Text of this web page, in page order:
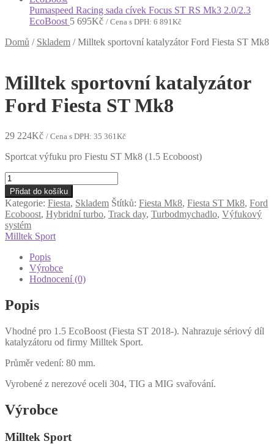
Pumaspeed Racing sada cívek Focus ST RS Mk3 2.0/2.3
EcoBoost 5 695Kč / Cena s DPH: 6 891Kč
Domů / Skladem /Milltek sportovní katalyzátor Ford Fiesta ST Mk8
Milltek sportovní katalyzátor
Ford Fiesta ST Mk8
29 224Kč / Cena s DPH: 35 361 Kč
Sportcat výfuku pro Fiestu ST Mk8 (1.5 Ecoboost)
Milltek
sportovní
katalyzátor
Ford
Fiesta
ST
Mk8
množství
Přidat do košíku
Kategorie: Fiesta, Skladem Štítků: Fiesta Mk8, Fiesta ST Mk8, Ford
Ecoboost, Hybridní turbo, Track day, Turbodmychadlo, Výfukový
systém
Milltek Sport
Popis
Výrobce
Hodnocení (0)
Popis
Vhodné pro 1.5 EcoBoost (Fiesta ST 2018-). Nahrazuje sériový díl
katalyzátoru od firmy Milltek Sport.
Průměr vedení: 80 mm.
Vyrobené z nerezové oceli 304, TIG a MIG svařování.
Výrobce
Milltek Sport